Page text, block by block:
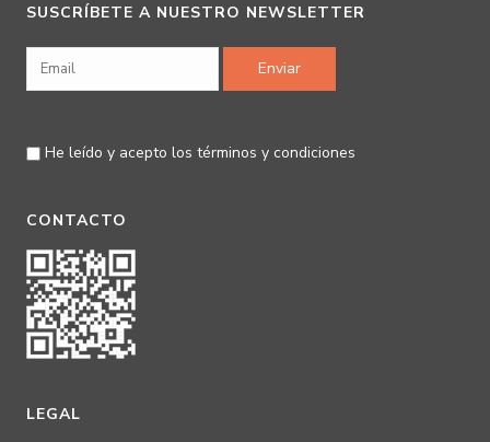
SUSCRÍBETE A NUESTRO NEWSLETTER
He leído y acepto lostérminos y condiciones
CONTACTO
LEGAL